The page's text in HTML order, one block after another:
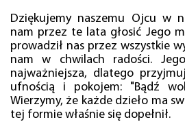
Dziękujemy naszemu Ojcu w
nam przez te lata głosić Jego
prowadził nas przez wszystkie
nam w chwilach radości.
najważniejsza, dlatego
ufnością i pokojem: "Bądź
Wierzymy, że każde dzieło ma
tej formie właśnie się dopełnił.